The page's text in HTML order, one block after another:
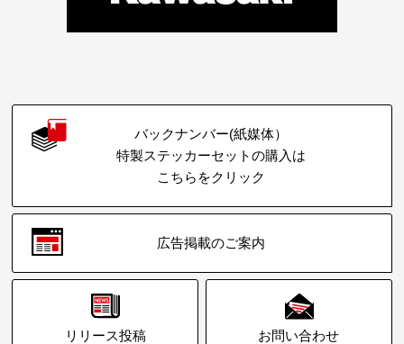
バックナンバー(紙媒体）
特製ステッカーセットの購入は
こちらをクリック
広告掲載のご案内
リリース投稿 お問い合わせ